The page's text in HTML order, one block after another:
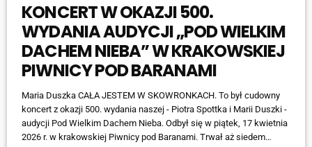
KONCERT W OKAZJI 500.
WYDANIA AUDYCJI „POD WIELKIM
DACHEM NIEBA” W KRAKOWSKIEJ
PIWNICY POD BARANAMI
Maria Duszka CAŁA JESTEM W SKOWRONKACH. To był cudowny
koncert z okazji 500. wydania naszej - Piotra Spottka i Marii Duszki -
audycji Pod Wielkim Dachem Nieba. Odbył się w piątek, 17 kwietnia
2026 r. w krakowskiej Piwnicy pod Baranami. Trwał aż siedem